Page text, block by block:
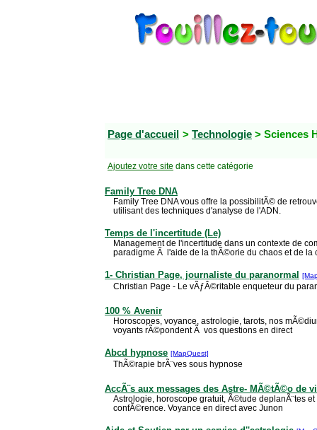
Page d'accueil > Technologie > Sciences
Ajoutez votre site dans cette catégorie
Family Tree DNA
Family Tree DNA vous offre la possibilitÃ© de
utilisant des techniques d'analyse de l'ADN.
Temps de l'incertitude (Le)
Management de l'incertitude dans un contexte de
paradigme Ã l'aide de la thÃ©orie du chaos et de la
1- Christian Page, journaliste du paranormal
Christian Page - Le vÃƒÂ©ritable enqueteur du
100 % Avenir
Horoscopes, voyance, astrologie, tarots, nos
voyants rÃ©pondent Ã vos questions en direct
Abcd hypnose [MapQuest]
ThÃ©rapie brÃ¨ves sous hypnose
AccÃ¨s aux messages des Astre- MÃ©tÃ©o de
Astrologie, horoscope gratuit, Ã©tude deplanÃ¨tes
confÃ©rence. Voyance en direct avec Junon